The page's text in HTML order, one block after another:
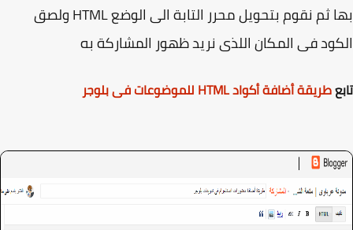
بها ثم نقوم بتحويل محرر التابة الى الوضع HTML ولصق
فى المكان اللذى نريد ظهور المشاركة به
طريقة أضافة أكواد HTML للموضوعات فى بلوجر